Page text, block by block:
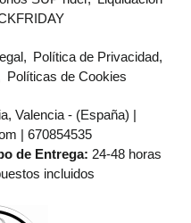
Política de Privacidad
Políticas de Cookies
Valencia - (España) |
| 670854535
de Entrega: 24-48 horas
incluidos